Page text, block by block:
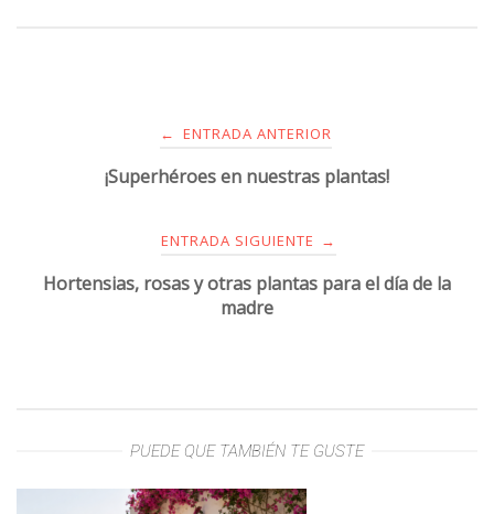
← ENTRADA ANTERIOR
¡Superhéroes en nuestras plantas!
ENTRADA SIGUIENTE →
Hortensias, rosas y otras plantas para el día de la
madre
PUEDE QUE TAMBIÉN TE GUSTE